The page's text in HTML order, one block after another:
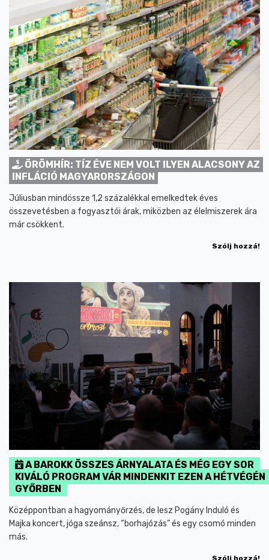
ÖRÖMHÍR: TÍZ ÉVE NEM VOLT ILYEN ALACSONY AZ
INFLÁCIÓ MAGYARORSZÁGON
Júliusban mindössze 1,2 százalékkal emelkedtek éves
összevetésben a fogyasztói árak, miközben az élelmiszerek ára
már csökkent.
Szólj hozzá!
A BAROKK ÖSSZES ÁRNYALATA ÉS MÉG EGY SOR
KIVÁLÓ PROGRAM VÁR MINDENKIT EZEN A HÉTVÉGÉN
GYŐRBEN
Középpontban a hagyományőrzés, de lesz Pogány Induló és
Majka koncert, jóga szeánsz, “borhajózás” és egy csomó minden
más.
Szólj hozzá!